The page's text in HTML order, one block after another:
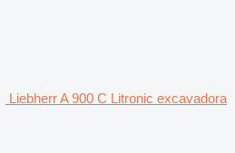
Liebherr A 900 C Litronic excavadora